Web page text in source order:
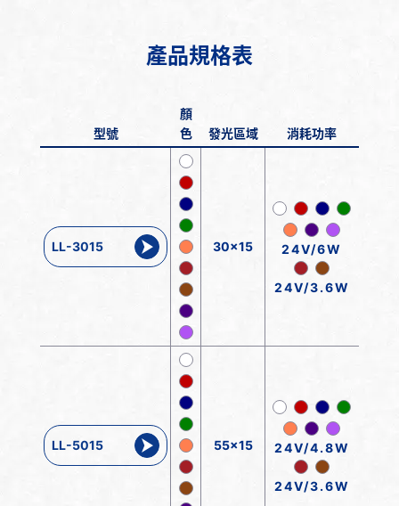
產品規格表
型號
顏
色
發光區域 消耗功率
LL-3015 30x15 24V/6W
24V/3.6W
LL-5015 55x15 24V/4.8W
24V/3.6W